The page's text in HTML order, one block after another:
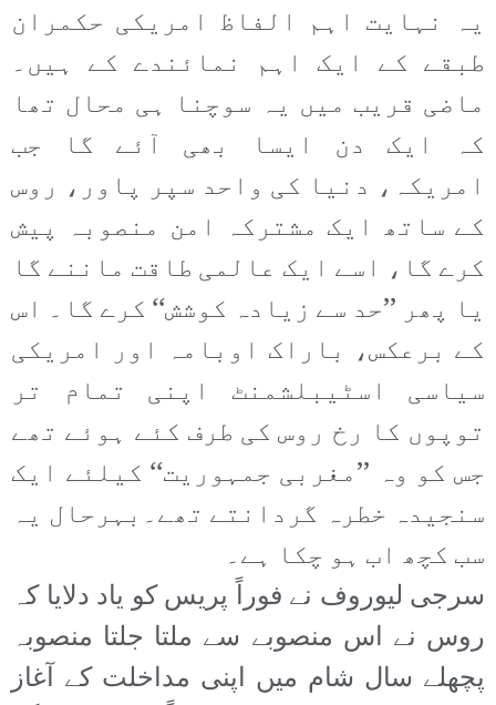
یہ نہایت اہم الفاظ امریکی حکمران
طبقے کے ایک اہم نمائندے کے ہیں۔
ماضی قریب میں یہ سوچنا ہی محال تھا
کہ ایک دن ایسا بھی آئے گا جب
امریکہ، دنیا کی واحد سپر پاور، روس
کے ساتھ ایک مشترکہ امن منصوبہ پیش
کرے گا، اسے ایک عالمی طاقت ماننے گا
یا پھر ’’حد سے زیادہ کوشش‘‘ کرے گا۔ اس
کے برعکس، باراک اوبامہ اور امریکی
سیاسی اسٹیبلشمنٹ اپنی تمام تر
توپوں کا رخ روس کی طرف کئے ہوئے تھے
جس کو وہ ’’مغربی جمہوریت‘‘ کیلئے ایک
سنجیدہ خطرہ گردانتے تھے۔بہرحال یہ
سب کچھ اب ہو چکا ہے۔
سرجی لیوروف نے فوراً پریس کو یاد دلایا کہ
روس نے اس منصوبے سے ملتا جلتا منصوبہ
پچھلے سال شام میں اپنی مداخلت کے آغاز